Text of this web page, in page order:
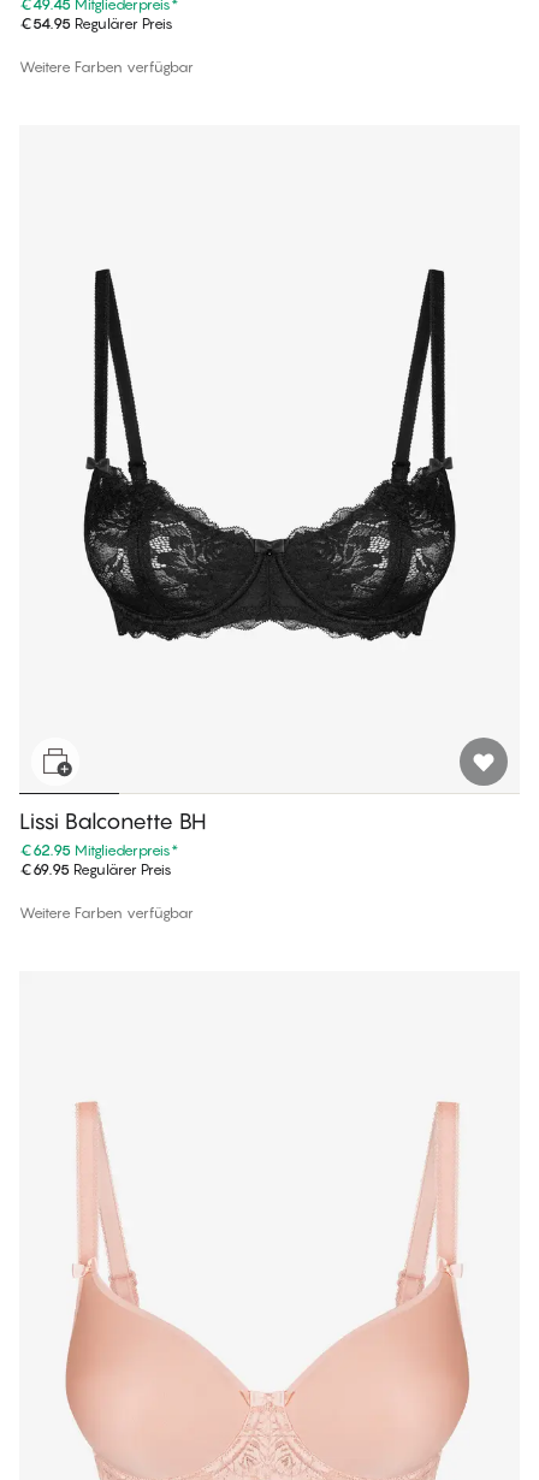
€49.45 Mitgliederpreis*
€54.95 Regulärer Preis
Weitere Farben verfügbar
Lissi Balconette BH
€62.95 Mitgliederpreis*
€69.95 Regulärer Preis
Weitere Farben verfügbar